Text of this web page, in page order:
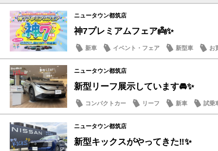
ニュータウン都筑店
神7プレミアムフェア👼✨
新車 イベント・フェア 新型車 お
ニュータウン都筑店
新型リーフ展示しています🚘✨
コンパクトカー リーフ 新車 試乗
ニュータウン都筑店
新型キックスがやってきた‼️✨